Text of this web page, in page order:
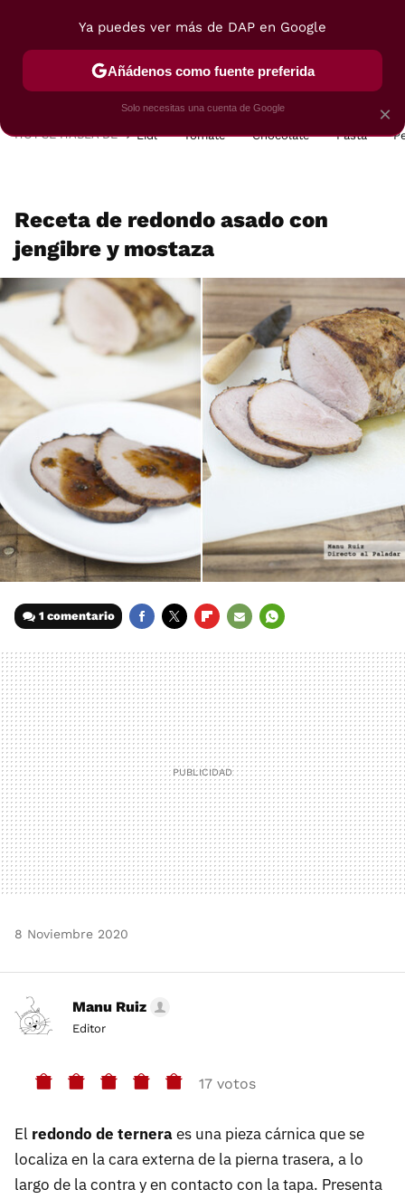
POSTRES VIAJES SELECCIÓN VEGUI
HOY SE HABLA DE Lidl Tomate Chocolate Pasta
Receta de redondo asado con
jengibre y mostaza
1 comentario
MAIL
8 Noviembre 2020
Manu Ruiz
Editor
17 votos
El redondo de terneraes una pieza cárnica que se
localiza en la cara externa de la pierna trasera, a lo
largo de la contra y en contacto con la tapa. Presenta
×
Ya puedes ver más de DAP en Google
Añádenos como fuente preferida
Solo necesitas una cuenta de Google